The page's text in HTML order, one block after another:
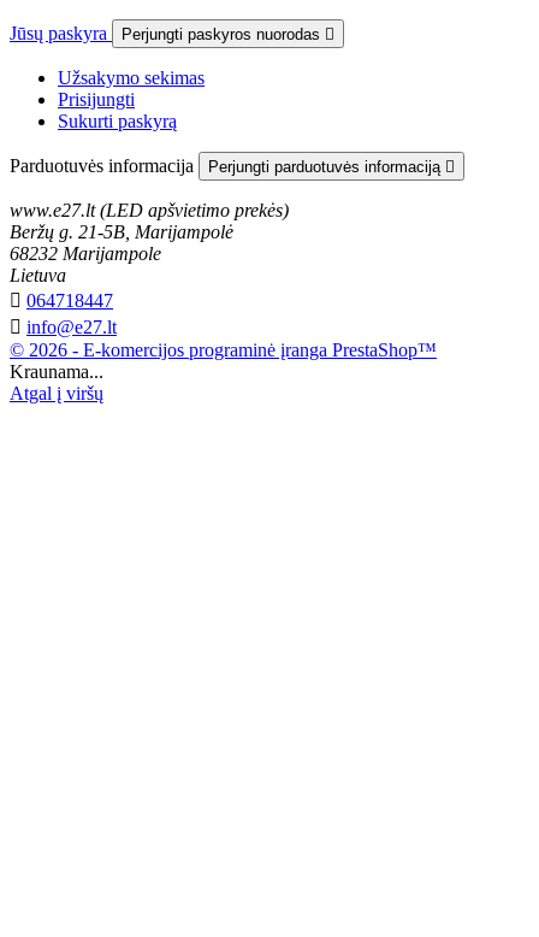
Jūsų paskyra Perjungti paskyros nuorodas 
Užsakymo sekimas
Prisijungti
Sukurti paskyrą
Parduotuvės informacija Perjungti parduotuvės informaciją 
www.e27.lt (LED apšvietimo prekės)
Beržų g. 21-5B, Marijampolė
68232 Marijampole
Lietuva
 064718447
 info@e27.lt
© 2026 - E-komercijos programinė įranga PrestaShop™
Kraunama...
Atgal į viršų